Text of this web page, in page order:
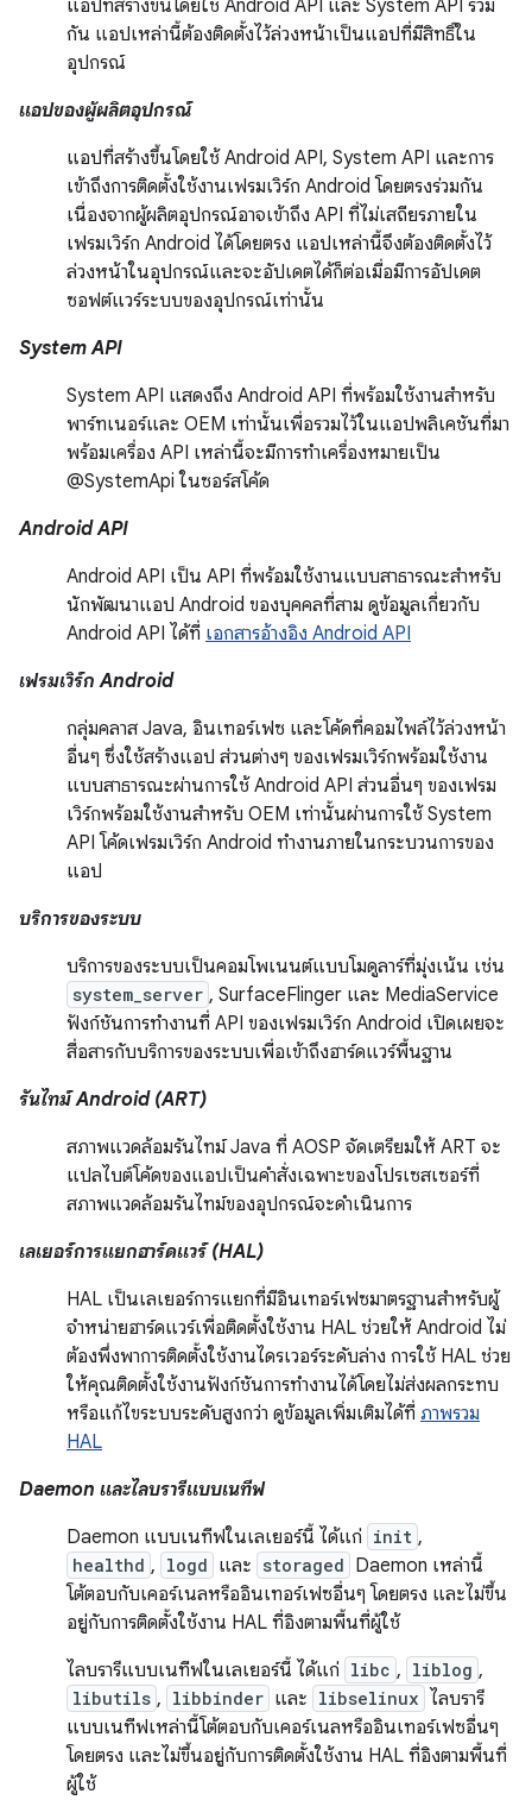
แอปที่สร้างขึ้นโดยใช้ Android API และ System API ร่วม
กัน แอปเหล่านี้ต้องติดตั้งไว้ล่วงหน้าเป็นแอปที่มีสิทธิ์ใน
อุปกรณ์
แอปของผู้ผลิตอุปกรณ์
แอปที่สร้างขึ้นโดยใช้ Android API, System API และการ
เข้าถึงการติดตั้งใช้งานเฟรมเวิร์ก Android โดยตรงร่วมกัน
เนื่องจากผู้ผลิตอุปกรณ์อาจเข้าถึง API ที่ไม่เสถียรภายใน
เฟรมเวิร์ก Android ได้โดยตรง แอปเหล่านี้จึงต้องติดตั้งไว้
ล่วงหน้าในอุปกรณ์และจะอัปเดตได้ก็ต่อเมื่อมีการอัปเดต
ซอฟต์แวร์ระบบของอุปกรณ์เท่านั้น
System API
System API แสดงถึง Android API ที่พร้อมใช้งานสำหรับ
พาร์ทเนอร์และ OEM เท่านั้นเพื่อรวมไว้ในแอปพลิเคชันที่มา
พร้อมเครื่อง API เหล่านี้จะมีการทำเครื่องหมายเป็น
@SystemApi ในซอร์สโค้ด
Android API
Android API เป็น API ที่พร้อมใช้งานแบบสาธารณะสำหรับ
นักพัฒนาแอป Android ของบุคคลที่สาม ดูข้อมูลเกี่ยวกับ
Android API ได้ที่ เอกสารอ้างอิง Android API
เฟรมเวิร์ก Android
กลุ่มคลาส Java, อินเทอร์เฟซ และโค้ดที่คอมไพล์ไว้ล่วงหน้า
อื่นๆ ซึ่งใช้สร้างแอป ส่วนต่างๆ ของเฟรมเวิร์กพร้อมใช้งาน
แบบสาธารณะผ่านการใช้ Android API ส่วนอื่นๆ ของเฟรม
เวิร์กพร้อมใช้งานสำหรับ OEM เท่านั้นผ่านการใช้ System
API โค้ดเฟรมเวิร์ก Android ทำงานภายในกระบวนการของ
แอป
บริการของระบบ
บริการของระบบเป็นคอมโพเนนต์แบบโมดูลาร์ที่มุ่งเน้น เช่น
system_server , SurfaceFlinger และ MediaService
ฟังก์ชันการทำงานที่ API ของเฟรมเวิร์ก Android เปิดเผยจะ
สื่อสารกับบริการของระบบเพื่อเข้าถึงฮาร์ดแวร์พื้นฐาน
รันไทม์ Android (ART)
สภาพแวดล้อมรันไทม์ Java ที่ AOSP จัดเตรียมให้ ART จะ
แปลไบต์โค้ดของแอปเป็นคำสั่งเฉพาะของโปรเซสเซอร์ที่
สภาพแวดล้อมรันไทม์ของอุปกรณ์จะดำเนินการ
เลเยอร์การแยกฮาร์ดแวร์ (HAL)
HAL เป็นเลเยอร์การแยกที่มีอินเทอร์เฟซมาตรฐานสำหรับผู้
จำหน่ายฮาร์ดแวร์เพื่อติดตั้งใช้งาน HAL ช่วยให้ Android ไม่
ต้องพึ่งพาการติดตั้งใช้งานไดรเวอร์ระดับล่าง การใช้ HAL ช่วย
ให้คุณติดตั้งใช้งานฟังก์ชันการทำงานได้โดยไม่ส่งผลกระทบ
หรือแก้ไขระบบระดับสูงกว่า ดูข้อมูลเพิ่มเติมได้ที่ ภาพรวม
HAL
Daemon และไลบรารีแบบเนทีฟ
Daemon แบบเนทีฟในเลเยอร์นี้ ได้แก่ init ,
healthd , logd และ storaged Daemon เหล่านี้
โต้ตอบกับเคอร์เนลหรืออินเทอร์เฟซอื่นๆ โดยตรง และไม่ขึ้น
อยู่กับการติดตั้งใช้งาน HAL ที่อิงตามพื้นที่ผู้ใช้
ไลบรารีแบบเนทีฟในเลเยอร์นี้ ได้แก่ libc , liblog ,
libutils , libbinder และ libselinux ไลบรารี
แบบเนทีฟเหล่านี้โต้ตอบกับเคอร์เนลหรืออินเทอร์เฟซอื่นๆ
โดยตรง และไม่ขึ้นอยู่กับการติดตั้งใช้งาน HAL ที่อิงตามพื้นที่
ผู้ใช้